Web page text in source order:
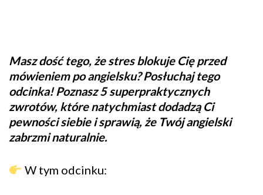
Masz dość tego, że stres blokuje Cię przed
mówieniem po angielsku? Posłuchaj tego
odcinka! Poznasz 5 superpraktycznych
zwrotów, które natychmiast dodadzą Ci
pewności siebie i sprawią, że Twój angielski
zabrzmi naturalnie.
W tym odcinku: